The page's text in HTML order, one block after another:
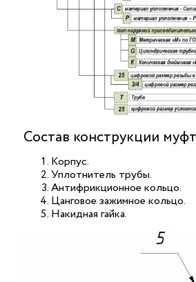
Состав конструкции
Корпус.
Уплотнитель трубы.
Антифрикционное кольцо.
Цанговое зажимное кольцо.
Накидная гайка.